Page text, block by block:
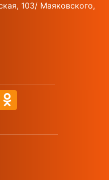
103/ Маяковского,